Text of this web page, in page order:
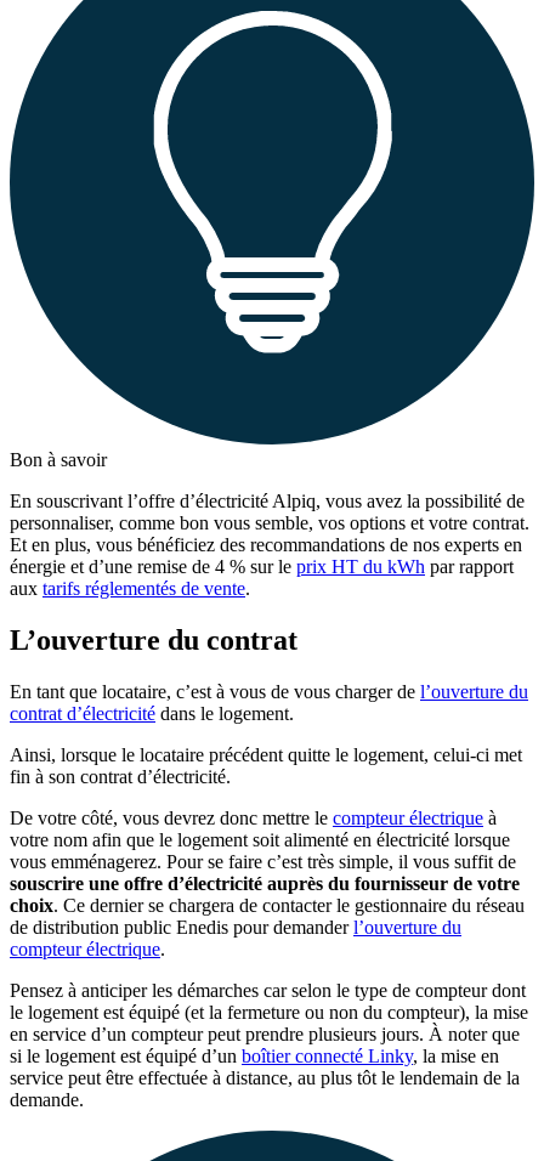
Bon à savoir
En souscrivant l’offre d’électricité Alpiq, vous avez la possibilité de
personnaliser, comme bon vous semble, vos options et votre contrat.
Et en plus, vous bénéficiez des recommandations de nos experts en
énergie et d’une remise de 4 % sur le prix HT du kWh par rapport
aux tarifs réglementés de vente.
L’ouverture du contrat
En tant que locataire, c’est à vous de vous charger de l’ouverture du
contrat d’électricité dans le logement.
Ainsi, lorsque le locataire précédent quitte le logement, celui-ci met
fin à son contrat d’électricité.
De votre côté, vous devrez donc mettre le compteur électrique à
votre nom afin que le logement soit alimenté en électricité lorsque
vous emménagerez. Pour se faire c’est très simple, il vous suffit de
souscrire une offre d’électricité auprès du fournisseur de votre
choix. Ce dernier se chargera de contacter le gestionnaire du réseau
de distribution public Enedis pour demanderl’ouverture du
compteur électrique.
Pensez à anticiper les démarches car selon le type de compteur dont
le logement est équipé (et la fermeture ou non du compteur), la mise
en service d’un compteur peut prendre plusieurs jours. À noter que
si le logement est équipé d’un boîtier connecté Linky, la mise en
service peut être effectuée à distance, au plus tôt le lendemain de la
demande.